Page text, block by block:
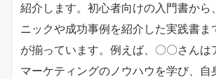
紹介します。初心者向けの入門書から
ニックや成功事例を紹介した実践書ま
が揃っています。例えば、〇〇さんは
マーケティングのノウハウを学び、自